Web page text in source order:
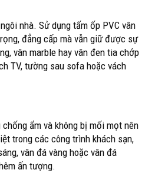
nhà. Sử dụng tấm ốp PVC vân
đẳng cấp mà vẫn giữ được sự
vân marble hay vân đen tia chớp
TV, tường sau sofa hoặc vách
ẩm và không bị mối mọt nên
trong các công trình khách sạn,
vân đá vàng hoặc vân đá
ấn tượng.